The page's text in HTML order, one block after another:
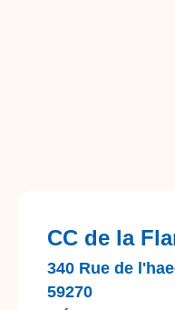
CC de la
340 Rue de
59270